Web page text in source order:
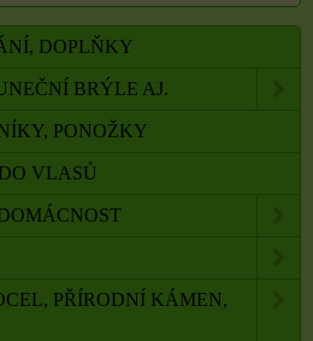
DOPLŇKY
BRÝLE AJ.
PONOŽKY
VLASŮ
PŘÍRODNÍ KÁMEN,